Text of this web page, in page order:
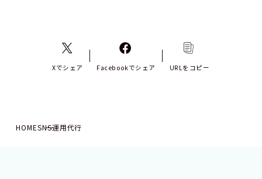
Xでシェア Facebookでシェア URLをコピー
HOMESNS運用代行